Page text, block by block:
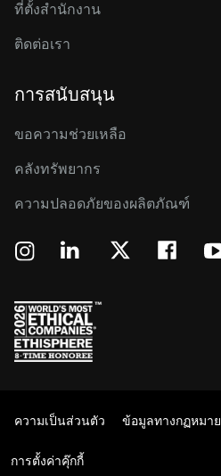
ที่ตั้งสำนักงาน
ติดต่อเรา
การสนับสนุน
ขอความช่วยเหลือ
คลังทรัพยากร
ความปลอดภัยของผลิตภัณฑ์
ความเป็นส่วนตัว ข้อมูลทางกฏหมาย
การตั้งค่าคุ๊กกี้